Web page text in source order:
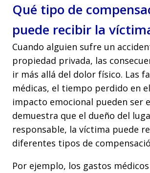
Qué tipo de
puede recibir la
Cuando alguien sufre un
propiedad privada, las
ir más allá del dolor físico. Las
médicas, el tiempo perdido en
impacto emocional pueden ser
demuestra que el dueño del
responsable, la víctima puede
diferentes tipos de
Por ejemplo, los gastos